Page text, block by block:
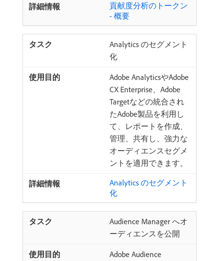
貢献度分析のトークン
- 概要
Analytics のセグメント
化
Adobe AnalyticsやAdobe
CX Enterprise、Adobe
Targetなどの統合され
たAdobe製品を利用し
て、レポートを作成、
管理、共有し、強力な
オーディエンスセグメ
ントを適用できます。
Analytics のセグメント
化
Audience Manager へオ
ーディエンスを公開
Adobe Audience